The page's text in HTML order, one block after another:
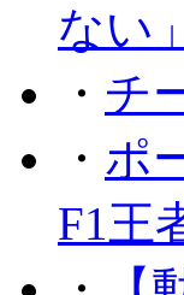
ない」
・ チ
・ ポ
F1王